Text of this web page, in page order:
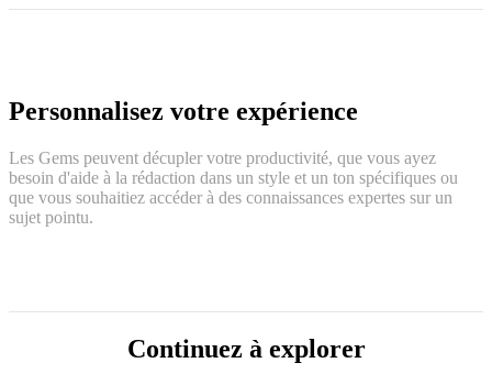
Personnalisez votre expérience
Les Gems peuvent décupler votre productivité, que vous ayez
besoin d'aide à la rédaction dans un style et un ton spécifiques ou
que vous souhaitiez accéder à des connaissances expertes sur un
sujet pointu.
Continuez à explorer